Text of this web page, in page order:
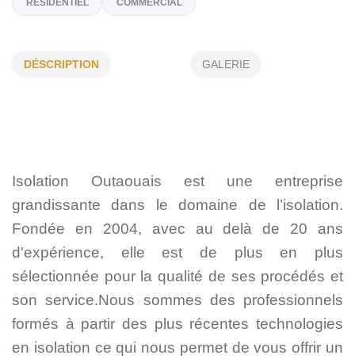
ENTREPRENEUR SPÉCIALISÉ EN: BARRIÈRE THERMIQUE
DÉSCRIPTION GALERIE
Isolation Outaouais est une entreprise
grandissante dans le domaine de l’isolation.
Fondée en 2004, avec au delà de 20 ans
d'expérience, elle est de plus en plus
sélectionnée pour la qualité de ses procédés et
son service.Nous sommes des professionnels
formés à partir des plus récentes technologies
en isolation ce qui nous permet de vous offrir un